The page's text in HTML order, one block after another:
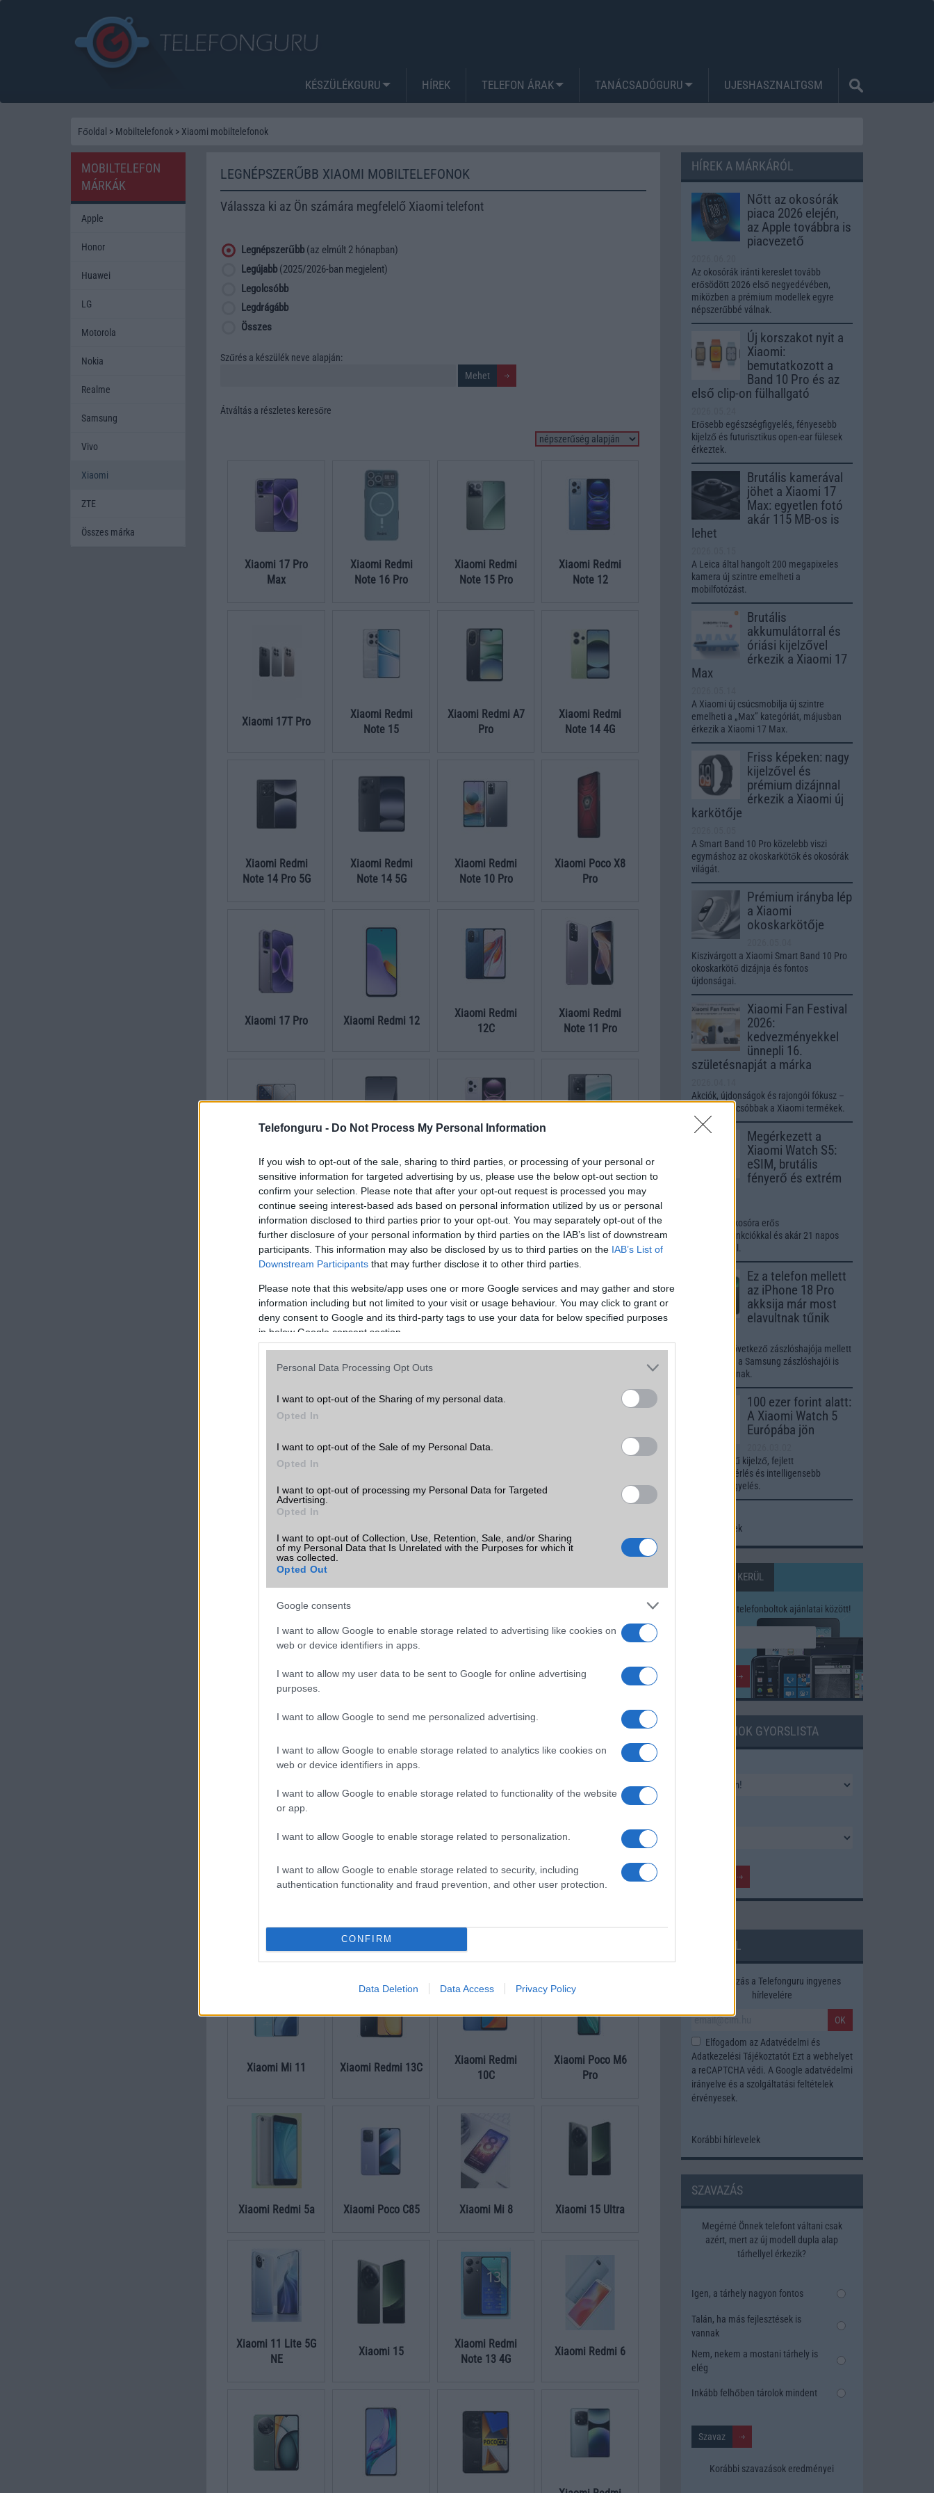
Telefonguru - Do Not Process My Personal Information
If you wish to opt-out of the sale, sharing to third parties, or processing of your personal or
sensitive information for targeted advertising by us, please use the below opt-out section to
confirm your selection. Please note that after your opt-out request is processed you may
continue seeing interest-based ads based on personal information utilized by us or personal
information disclosed to third parties prior to your opt-out. You may separately opt-out of the
further disclosure of your personal information by third parties on the IAB’s list of downstream
participants. This information may also be disclosed by us to third parties on the IAB’s List of
Downstream Participants that may further disclose it to other third parties.
Please note that this website/app uses one or more Google services and may gather and store
information including but not limited to your visit or usage behaviour. You may click to grant or
deny consent to Google and its third-party tags to use your data for below specified purposes
in below Google consent section.
Personal Data Processing Opt Outs
I want to opt-out of the Sharing of my personal data.
Opted In
I want to opt-out of the Sale of my Personal Data.
Opted In
I want to opt-out of processing my Personal Data for Targeted
Advertising.
Opted In
I want to opt-out of Collection, Use, Retention, Sale, and/or Sharing
of my Personal Data that Is Unrelated with the Purposes for which it
was collected.
Opted Out
Google consents
I want to allow Google to enable storage related to advertising like cookies on
web or device identifiers in apps.
I want to allow my user data to be sent to Google for online advertising
purposes.
I want to allow Google to send me personalized advertising.
I want to allow Google to enable storage related to analytics like cookies on
web or device identifiers in apps.
I want to allow Google to enable storage related to functionality of the website
or app.
I want to allow Google to enable storage related to personalization.
I want to allow Google to enable storage related to security, including
authentication functionality and fraud prevention, and other user protection.
CONFIRM
Data Deletion Data Access Privacy Policy
KÉSZÜLÉKGURU HÍREK TELEFON ÁRAK TANÁCSADÓGURU UJESHASZNALTGSM
Főoldal > Mobiltelefonok > Xiaomi mobiltelefonok
LEGNÉPSZERŰBB XIAOMI MOBILTELEFONOK
Válassza ki az Ön számára megfelelő Xiaomi telefont
Legnépszerűbb (az elmúlt 2 hónapban)
Legújabb (2025/2026-ban megjelent)
Legolcsóbb
Legdrágább
Összes
Szűrés a készülék neve alapján:
Átváltás a részletes keresőre
Xiaomi 17 Pro
Max
Xiaomi Redmi
Note 16 Pro
Xiaomi Redmi
Note 15 Pro
Xiaomi Redmi
Note 12
Xiaomi 17T Pro
Xiaomi Redmi
Note 15
Xiaomi Redmi A7
Pro
Xiaomi Redmi
Note 14 4G
Xiaomi Redmi
Note 14 Pro 5G
Xiaomi Redmi
Note 14 5G
Xiaomi Redmi
Note 10 Pro
Xiaomi Poco X8
Pro
Xiaomi 17 Pro Xiaomi Redmi 12
Xiaomi Redmi
12C
Xiaomi Redmi
Note 11 Pro
Xiaomi 14 Pro Xiaomi 15 Pro
Xiaomi Redmi
Note 12 Pro
Xiaomi Redmi
Note 15 Pro+
Xiaomi Redmi
Note 12S
Xiaomi 17
Xiaomi Redmi
Note 13
Xiaomi Redmi
Note 11
Xiaomi Mi 10T Pro
Xiaomi Redmi
Note 13 Pro+
Note 10 5G
Xiaomi 17T Xiaomi Mix Flip 2
Xiaomi Poco X7
Pro Max
5G
Xiaomi Mi 11 Xiaomi Redmi 13C
Xiaomi Redmi
10C
Xiaomi Poco M6
Pro
Xiaomi Redmi 5a Xiaomi Poco C85 Xiaomi Mi 8 Xiaomi 15 Ultra
Xiaomi 11 Lite 5G
NE
Xiaomi 15
Xiaomi Redmi
Note 13 4G
Xiaomi Redmi 6
HÍREK A MÁRKÁRÓL
Nőtt az okosórák
piaca 2026 elején,
az Apple továbbra is
piacvezető
Az okosórák iránti kereslet tovább
erősödött 2026 első negyedévében,
miközben a prémium modellek egyre
népszerűbbé válnak.
Új korszakot nyit a
Xiaomi:
bemutatkozott a
Band 10 Pro és az
első clip-on fülhallgató
Erősebb egészségfigyelés, fényesebb
kijelző és futurisztikus open-ear fülesek
érkeztek.
Brutális kamerával
jöhet a Xiaomi 17
Max: egyetlen fotó
akár 115 MB-os is
lehet
A Leica által hangolt 200 megapixeles
kamera új szintre emelheti a
mobilfotózást.
Brutális
akkumulátorral és
óriási kijelzővel
érkezik a Xiaomi 17
Max
A Xiaomi új csúcsmobilja új szintre
emelheti a „Max” kategóriát, májusban
érkezik a Xiaomi 17 Max.
Friss képeken: nagy
kijelzővel és
prémium dizájnnal
érkezik a Xiaomi új
karkötője
A Smart Band 10 Pro közelebb viszi
egymáshoz az okoskarkötők és okosórák
világát.
Prémium irányba lép
a Xiaomi
okoskarkötője
Kiszivárgott a Xiaomi Smart Band 10 Pro
okoskarkötő dizájnja és fontos
újdonságai.
Xiaomi Fan Festival
2026:
kedvezményekkel
ünnepli 16.
születésnapját a márka
Akciók, újdonságok és rajongói fókusz –
egy hétig olcsóbbak a Xiaomi termékek.
Megérkezett a
Xiaomi Watch S5:
eSIM, brutális
fényerő és extrém
Prémium okosóra erős
egészségfunkciókkal és akár 21 napos
használattal.
Ez a telefon mellett
az iPhone 18 Pro
akksija már most
elavultnak tűnik
A Xiaomi következő zászlóshajója mellett
az Apple és a Samsung zászlóshajói is
lemaradhatnak.
100 ezer forint alatt:
A Xiaomi Watch 5
Európába jön
Ultra méretű kijelző, fejlett
gesztusvezérlés és intelligensebb
egészségfigyelés.
További hírek
MENNYIBE KERÜL
Keressen a telefonboltok ajánlatai között!
TELEFONOK GYORSLISTA
HÍRLEVÉL
Feliratkozás a Telefonguru ingyenes
hírlevelére
OK
Elfogadom az Adatvédelmi és
Adatkezelési TájékoztatótEzt a webhelyet
a reCAPTCHA védi. A Google adatvédelmi
irányelve és a szolgáltatási feltételek
érvényesek.
Korábbi hírlevelek
SZAVAZÁS
Megérné Önnek telefont váltani csak
azért, mert az új modell dupla alap
tárhellyel érkezik?
Igen, a tárhely nagyon fontos
Talán, ha más fejlesztések is
vannak
Nem, nekem a mostani tárhely is
elég
Inkább felhőben tárolok mindent
Korábbi szavazások eredményei
MOBILTELEFON
MÁRKÁK
Apple
Honor
Huawei
LG
Motorola
Nokia
Realme
Samsung
Vivo
Xiaomi
ZTE
Összes márka